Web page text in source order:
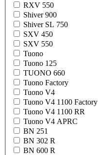
RXV 550
Shiver 900
Shiver SL 750
SXV 450
SXV 550
Tuono
Tuono 125
TUONO 660
Tuono Factory
Tuono V4
Tuono V4 1100 Factory
Tuono V4 1100 RR
Tuono V4 APRC
BN 251
BN 302 R
BN 600 R